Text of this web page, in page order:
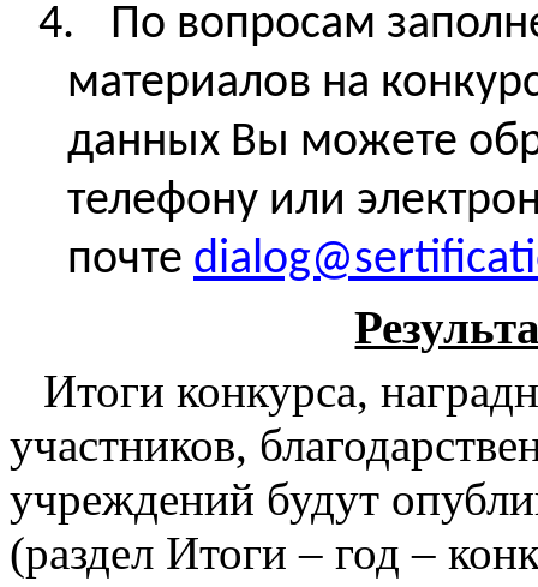
4.
По вопросам
материалов на
данных Вы можете
телефону или
почте
Итоги конкурса,
участников,
учреждений будут
(раздел Итоги – год –